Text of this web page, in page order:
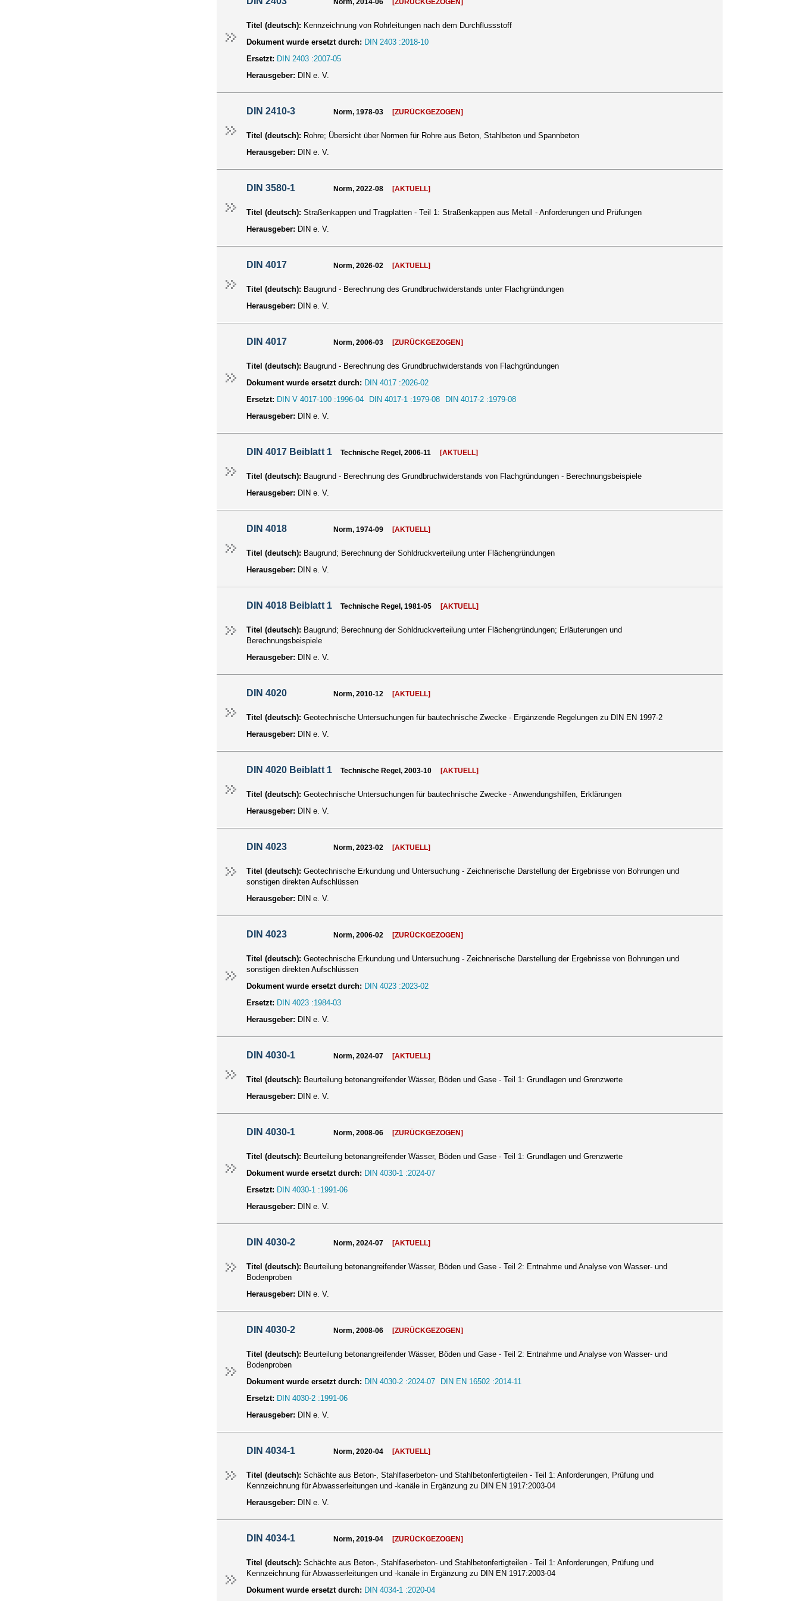
Titel (deutsch): Kennzeichnung von Rohrleitungen nach dem Durchflussstoff
Dokument wurde ersetzt durch: DIN 2403 :2018-10
Ersetzt: DIN 2403 :2007-05
Herausgeber: DIN e. V.
DIN 2410-3 Norm, 1978-03 [ZURÜCKGEZOGEN]
Titel (deutsch): Rohre; Übersicht über Normen für Rohre aus Beton, Stahlbeton und Spannbeton
Herausgeber: DIN e. V.
DIN 3580-1 Norm, 2022-08 [AKTUELL]
Titel (deutsch): Straßenkappen und Tragplatten - Teil 1: Straßenkappen aus Metall - Anforderungen und Prüfungen
Herausgeber: DIN e. V.
DIN 4017 Norm, 2026-02 [AKTUELL]
Titel (deutsch): Baugrund - Berechnung des Grundbruchwiderstands unter Flachgründungen
Herausgeber: DIN e. V.
DIN 4017 Norm, 2006-03 [ZURÜCKGEZOGEN]
Titel (deutsch): Baugrund - Berechnung des Grundbruchwiderstands von Flachgründungen
Dokument wurde ersetzt durch: DIN 4017 :2026-02
Ersetzt: DIN V 4017-100 :1996-04 DIN 4017-1 :1979-08
DIN 4017-2 :1979-08
Herausgeber: DIN e. V.
DIN 4017 Beiblatt 1 Technische Regel, 2006-11 [AKTUELL]
Titel (deutsch): Baugrund - Berechnung des Grundbruchwiderstands von Flachgründungen - Berechnungsbeispiele
Herausgeber: DIN e. V.
DIN 4018 Norm, 1974-09 [AKTUELL]
Titel (deutsch): Baugrund; Berechnung der Sohldruckverteilung unter Flächengründungen
Herausgeber: DIN e. V.
DIN 4018 Beiblatt 1 Technische Regel, 1981-05 [AKTUELL]
Titel (deutsch): Baugrund; Berechnung der Sohldruckverteilung unter Flächengründungen; Erläuterungen und
Berechnungsbeispiele
Herausgeber: DIN e. V.
DIN 4020 Norm, 2010-12 [AKTUELL]
Titel (deutsch): Geotechnische Untersuchungen für bautechnische Zwecke - Ergänzende Regelungen zu DIN EN 1997-2
Herausgeber: DIN e. V.
DIN 4020 Beiblatt 1 Technische Regel, 2003-10 [AKTUELL]
Titel (deutsch): Geotechnische Untersuchungen für bautechnische Zwecke - Anwendungshilfen, Erklärungen
Herausgeber: DIN e. V.
DIN 4023 Norm, 2023-02 [AKTUELL]
Titel (deutsch): Geotechnische Erkundung und Untersuchung - Zeichnerische Darstellung der Ergebnisse von Bohrungen und
sonstigen direkten Aufschlüssen
Herausgeber: DIN e. V.
DIN 4023 Norm, 2006-02 [ZURÜCKGEZOGEN]
Titel (deutsch): Geotechnische Erkundung und Untersuchung - Zeichnerische Darstellung der Ergebnisse von Bohrungen und
sonstigen direkten Aufschlüssen
Dokument wurde ersetzt durch: DIN 4023 :2023-02
Ersetzt: DIN 4023 :1984-03
Herausgeber: DIN e. V.
DIN 4030-1 Norm, 2024-07 [AKTUELL]
Titel (deutsch): Beurteilung betonangreifender Wässer, Böden und Gase - Teil 1: Grundlagen und Grenzwerte
Herausgeber: DIN e. V.
DIN 4030-1 Norm, 2008-06 [ZURÜCKGEZOGEN]
Titel (deutsch): Beurteilung betonangreifender Wässer, Böden und Gase - Teil 1: Grundlagen und Grenzwerte
Dokument wurde ersetzt durch: DIN 4030-1 :2024-07
Ersetzt: DIN 4030-1 :1991-06
Herausgeber: DIN e. V.
DIN 4030-2 Norm, 2024-07 [AKTUELL]
Titel (deutsch): Beurteilung betonangreifender Wässer, Böden und Gase - Teil 2: Entnahme und Analyse von Wasser- und
Bodenproben
Herausgeber: DIN e. V.
DIN 4030-2 Norm, 2008-06 [ZURÜCKGEZOGEN]
Titel (deutsch): Beurteilung betonangreifender Wässer, Böden und Gase - Teil 2: Entnahme und Analyse von Wasser- und
Bodenproben
Dokument wurde ersetzt durch: DIN 4030-2 :2024-07
DIN EN 16502 :2014-11
Ersetzt: DIN 4030-2 :1991-06
Herausgeber: DIN e. V.
DIN 4034-1 Norm, 2020-04 [AKTUELL]
Titel (deutsch): Schächte aus Beton-, Stahlfaserbeton- und Stahlbetonfertigteilen - Teil 1: Anforderungen, Prüfung und
Kennzeichnung für Abwasserleitungen und -kanäle in Ergänzung zu DIN EN 1917:2003-04
Herausgeber: DIN e. V.
DIN 4034-1 Norm, 2019-04 [ZURÜCKGEZOGEN]
Titel (deutsch): Schächte aus Beton-, Stahlfaserbeton- und Stahlbetonfertigteilen - Teil 1: Anforderungen, Prüfung und
Kennzeichnung für Abwasserleitungen und -kanäle in Ergänzung zu DIN EN 1917:2003-04
Dokument wurde ersetzt durch: DIN 4034-1 :2020-04